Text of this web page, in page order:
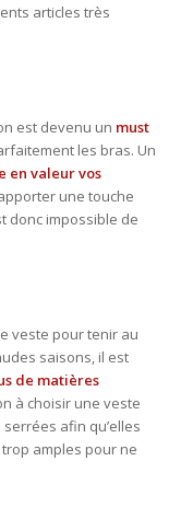
articles très
est devenu un must
les bras. Un
en valeur vos
une touche
donc impossible de
veste pour tenir au
saisons, il est
de matières
à choisir une veste
afin qu’elles
amples pour ne